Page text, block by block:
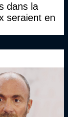
dans la
seraient en